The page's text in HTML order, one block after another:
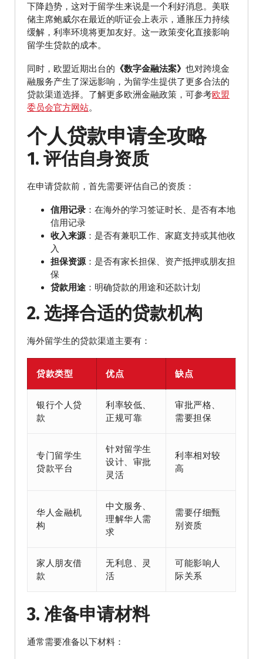
下降趋势，这对于留学生来说是一个利好消息。美联
储主席鲍威尔在最近的听证会上表示，通胀压力持续
缓解，利率环境将更加友好。这一政策变化直接影响
留学生贷款的成本。
同时，欧盟近期出台的 《数字金融法案》 也对跨境金
融服务产生了深远影响，为留学生提供了更多合法的
贷款渠道选择。了解更多欧洲金融政策，可参考欧盟
委员会官方网站。
个人贷款申请全攻略
1. 评估自身资质
在申请贷款前，首先需要评估自己的资质：
信用记录 ：在海外的学习签证时长、是否有本地
信用记录
收入来源 ：是否有兼职工作、家庭支持或其他收
入
担保资源 ：是否有家长担保、资产抵押或朋友担
保
贷款用途 ：明确贷款的用途和还款计划
2. 选择合适的贷款机构
海外留学生的贷款渠道主要有：
贷款类型 优点 缺点
银行个人贷
款
利率较低、
正规可靠
审批严格、
需要担保
专门留学生
贷款平台
针对留学生
设计、审批
灵活
利率相对较
高
华人金融机
构
中文服务、
理解华人需
求
需要仔细甄
别资质
家人朋友借
款
无利息、灵
活
可能影响人
际关系
3. 准备申请材料
通常需要准备以下材料：